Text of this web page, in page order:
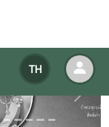
TH
Next